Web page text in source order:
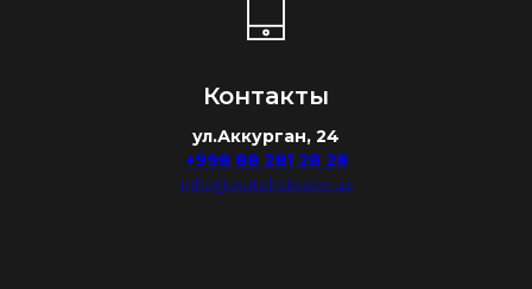
Контакты
ул.Аккурган, 24
+998 88 281 28 28
info@watchdealer.uz